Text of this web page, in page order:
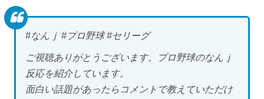
#なんｊ #プロ野球 #セリーグ
ご視聴ありがとうございます。プロ野球のなんｊ
反応を紹介しています。
面白い話題があったらコメントで教えていただけ